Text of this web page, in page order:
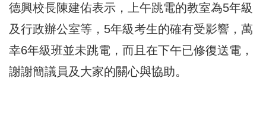
德興校長陳建佑表示，上午跳電的教室為5年級
及行政辦公室等，5年級考生的確有受影響，萬
幸6年級班並未跳電，而且在下午已修復送電，
謝謝簡議員及大家的關心與協助。